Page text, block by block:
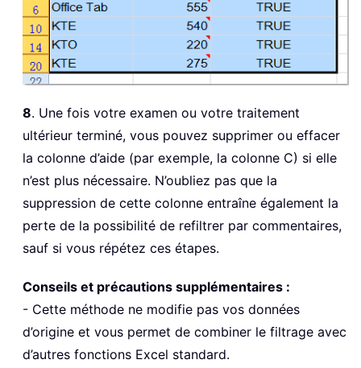
8. Une fois votre examen ou votre traitement
ultérieur terminé, vous pouvez supprimer ou effacer
la colonne d’aide (par exemple, la colonne C) si elle
n’est plus nécessaire. N’oubliez pas que la
suppression de cette colonne entraîne également la
perte de la possibilité de refiltrer par commentaires,
sauf si vous répétez ces étapes.
Conseils et précautions supplémentaires :
- Cette méthode ne modifie pas vos données
d’origine et vous permet de combiner le filtrage avec
d’autres fonctions Excel standard.